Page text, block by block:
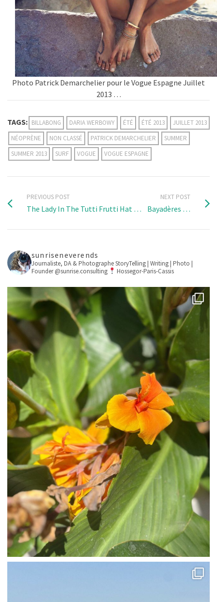
Photo Patrick Demarchelier pour le Vogue Espagne Juillet
2013 …
TAGS: BILLABONG DARIA WERBOWY ÉTÉ ÉTÉ 2013
JUILLET 2013
NÉOPRÈNE
NON CLASSÉ PATRICK DEMARCHELIER
SUMMER
SUMMER 2013
SURF VOGUE VOGUE ESPAGNE
PREVIOUS POST
The Lady In The Tutti Frutti Hat …
NEXT POST
Bayadères …
sunriseneverends
Journaliste, DA & PhotographeStoryTelling | Writing | Photo |
Founder @sunrise.consulting
Hossegor-Paris-Cassis